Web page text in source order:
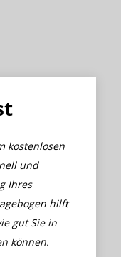
kostenlosen
und
Ihres
hilft
gut Sie in
können.